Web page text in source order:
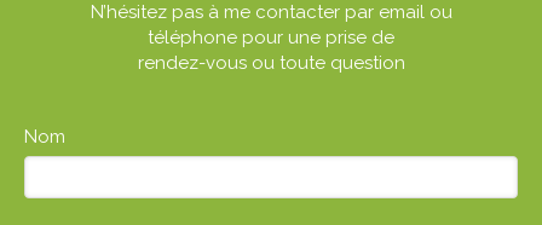
N’hésitez pas à me contacter par email ou
téléphone pour une prise de
rendez-vous ou toute question
Nom